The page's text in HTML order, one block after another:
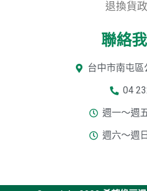
退換貨
聯絡
台中市南屯
04
週一～週
週六～週